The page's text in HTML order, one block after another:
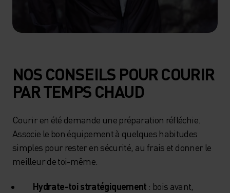
NOS CONSEILS POUR COURIR
PAR TEMPS CHAUD
Courir en été demande une préparation réfléchie.
Associe le bon équipement à quelques habitudes
simples pour rester en sécurité, au frais et donner le
meilleur de toi-même.
Hydrate-toi stratégiquement : bois avant,